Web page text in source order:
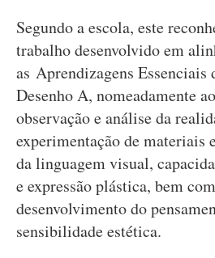
Segundo a escola, este
trabalho desenvolvido em
as Aprendizagens
Desenho A, nomeadamente
observação e análise da
experimentação de materiais
da linguagem visual,
e expressão plástica, bem
desenvolvimento do
sensibilidade estética.